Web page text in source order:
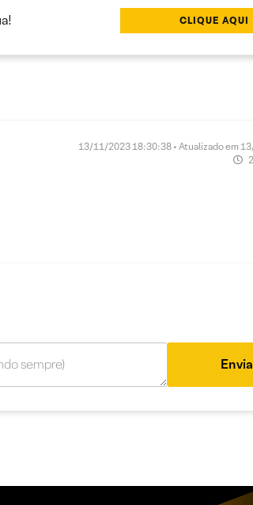
CLIQUE AQUI
13/11/2023 18:30:38 • Atualizado em